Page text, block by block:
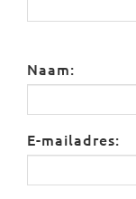
Naam:
E-mailadres: